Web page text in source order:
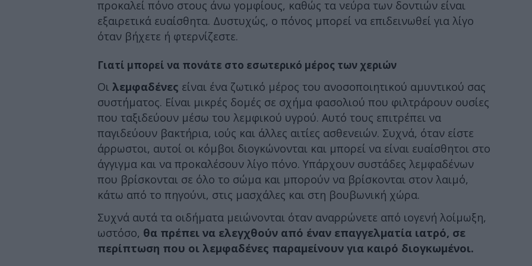
προκαλεί πόνο στους άνω γομφίους, καθώς τα νεύρα των δοντιών είναι
εξαιρετικά ευαίσθητα. Δυστυχώς, ο πόνος μπορεί να επιδεινωθεί για λίγο
όταν βήχετε ή φτερνίζεστε.
Γιατί μπορεί να πονάτε στο εσωτερικό μέρος των χεριών
Οι λεμφαδένες είναι ένα ζωτικό μέρος του ανοσοποιητικού αμυντικού σας
συστήματος. Είναι μικρές δομές σε σχήμα φασολιού που φιλτράρουν ουσίες
που ταξιδεύουν μέσω του λεμφικού υγρού. Αυτό τους επιτρέπει να
παγιδεύουν βακτήρια, ιούς και άλλες αιτίες ασθενειών. Συχνά, όταν είστε
άρρωστοι, αυτοί οι κόμβοι διογκώνονται και μπορεί να είναι ευαίσθητοι στο
άγγιγμα και να προκαλέσουν λίγο πόνο. Υπάρχουν συστάδες λεμφαδένων
που βρίσκονται σε όλο το σώμα και μπορούν να βρίσκονται στον λαιμό,
κάτω από το πηγούνι, στις μασχάλες και στη βουβωνική χώρα.
Συχνά αυτά τα οιδήματα μειώνονται όταν αναρρώνετε από ιογενή λοίμωξη,
ωστόσο, θα πρέπει να ελεγχθούν από έναν επαγγελματία ιατρό, σε
περίπτωση που οι λεμφαδένες παραμείνουν για καιρό διογκωμένοι.